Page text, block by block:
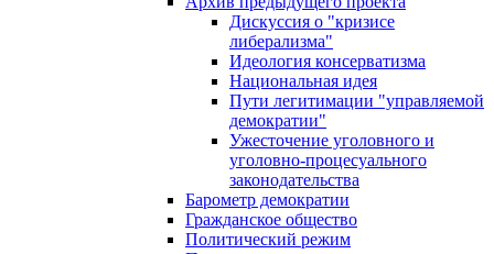
Дискуссия о "кризисе
либерализма"
Идеология консерватизма
Национальная идея
Пути легитимации "управляемой
демократии"
Ужесточение уголовного и
уголовно-процесуального
законодательства
Барометр демократии
Гражданское общество
Политический режим